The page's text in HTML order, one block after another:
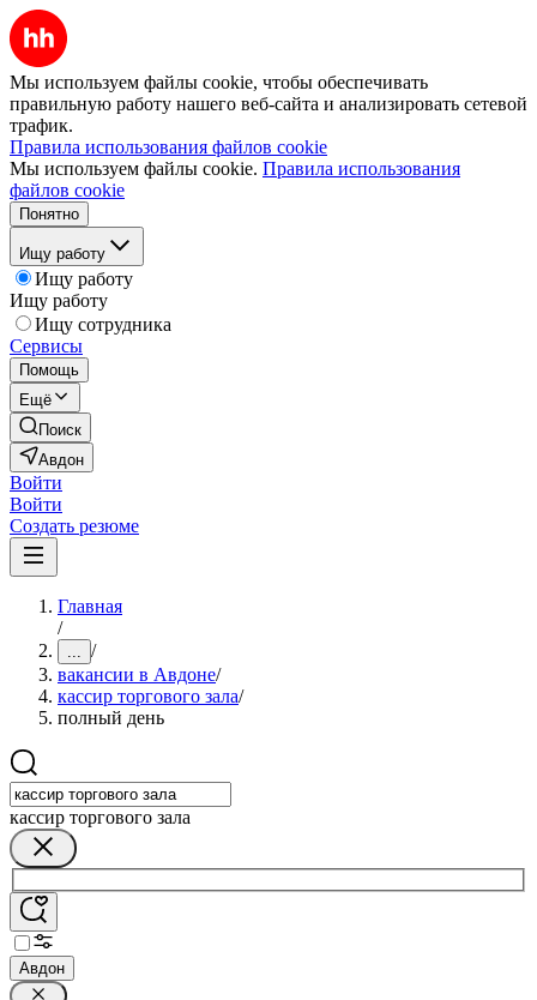
Мы используем файлы cookie, чтобы обеспечивать
правильную работу нашего веб-сайта и анализировать сетевой
трафик.
Правила использования файлов cookie
Мы используем файлы cookie. Правила использования
файлов cookie
Понятно
Ищу работу
Ищу работу
Ищу работу
Ищу сотрудника
Сервисы
Помощь
Ещё
Поиск
Авдон
Войти
Войти
Создать резюме
Главная
/
... /
вакансии в Авдоне/
кассир торгового зала/
полный день
кассир торгового зала
Авдон